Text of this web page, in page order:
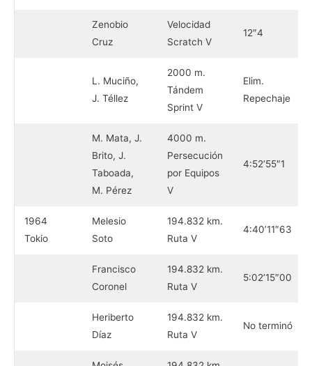
Zenobio
Cruz
Velocidad
Scratch V
12″4
L. Muciño,
J. Téllez
2000 m.
Tándem
Sprint V
Elim.
Repechaje
M. Mata, J.
Brito, J.
Taboada,
M. Pérez
4000 m.
Persecución
por Equipos
V
4:52’55″1
1964
Tokio
Melesio
Soto
194.832 km.
Ruta V
4:40’11″63
Francisco
Coronel
194.832 km.
Ruta V
5:02’15″00
Heriberto
Díaz
194.832 km.
Ruta V
No terminó